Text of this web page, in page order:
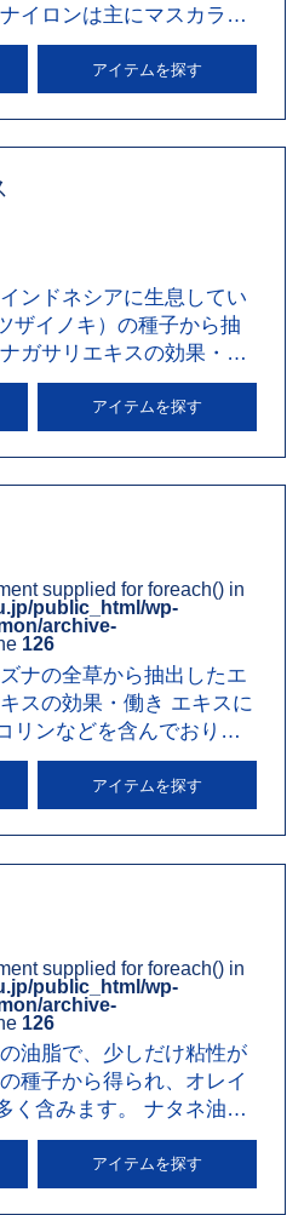
イロンは主にマスカラに
…
アイテムを探す
ンドネシアに生息してい
ザイノキ）の種子から抽
ガサリエキスの効果・働
進…
アイテムを探す
supplied for foreach() in
public_html/wp-
archive-
126
ナの全草から抽出したエ
スの効果・働き エキスに
リンなどを含んでおり、
…
アイテムを探す
supplied for foreach() in
public_html/wp-
archive-
126
油脂で、少しだけ粘性が
種子から得られ、オレイ
く含みます。 ナタネ油の
…
アイテムを探す